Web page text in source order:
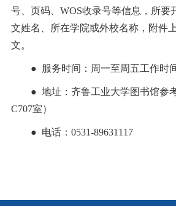
号、页码、WOS收录号等信息，所要
文姓名、所在学院或外校名称，附件
文。
● 服务时间：周一至周五工作时
● 地址：齐鲁工业大学图书馆参
C707室）
● 电话：0531-89631117